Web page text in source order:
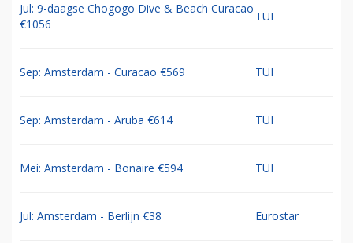
Jul: 9-daagse Chogogo Dive & Beach Curacao
€1056
TUI
Sep: Amsterdam - Curacao €569 TUI
Sep: Amsterdam - Aruba €614 TUI
Mei: Amsterdam - Bonaire €594 TUI
Jul: Amsterdam - Berlijn €38 Eurostar